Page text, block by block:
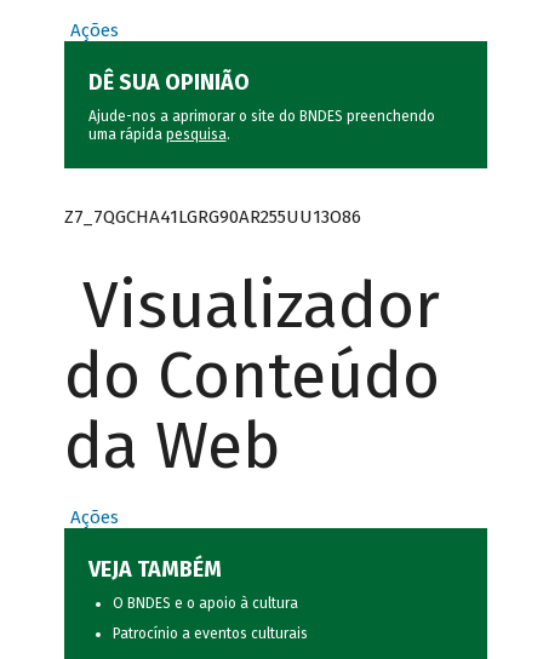
Ações
DÊ SUA OPINIÃO
Ajude-nos a aprimorar o site do BNDES preenchendo
uma rápida pesquisa.
Z7_7QGCHA41LGRG90AR255UU13O86
Visualizador
do Conteúdo
da Web
Ações
VEJA TAMBÉM
O BNDES e o apoio à cultura
Patrocínio a eventos culturais